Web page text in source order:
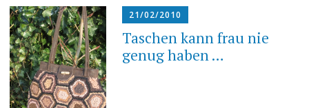
21/02/2010
Taschen kann frau nie
genug haben …